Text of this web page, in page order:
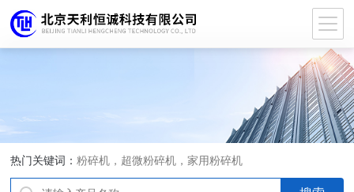
热门关键词：粉碎机，超微粉碎机，家用粉碎机